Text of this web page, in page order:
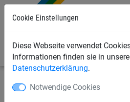
Cookie Einstellungen
Diese Webseite verwendet
Informationen finden sie in
Datenschutzerklärung.
Notwendige Cookies
Industrienetze
Abdecknetze und